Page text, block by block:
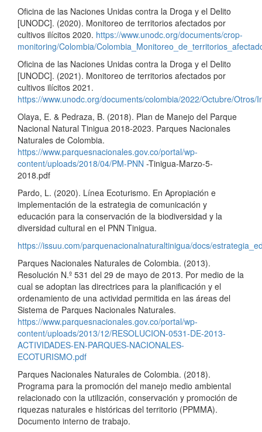
Oficina de las Naciones Unidas contra la Droga y el Delito
[UNODC]. (2020). Monitoreo de territorios afectados por
cultivos ilícitos 2020. https://www.unodc.org/documents/crop-
monitoring/Colombia/
Oficina de las Naciones Unidas contra la Droga y el Delito
[UNODC]. (2021). Monitoreo de territorios afectados por
cultivos ilícitos 2021.
https://www.unodc.org/documents/colombia/2022/Octubre/
Olaya, E. & Pedraza, B. (2018). Plan de Manejo del Parque
Nacional Natural Tinigua 2018-2023. Parques Nacionales
Naturales de Colombia.
https://www.parquesnacionales.gov.co/portal/wp-
content/uploads/2018/04/PM-PNN -Tinigua-Marzo-5-
2018.pdf
Pardo, L. (2020). Línea Ecoturismo. En Apropiación e
implementación de la estrategia de comunicación y
educación para la conservación de la biodiversidad y la
diversidad cultural en el PNN Tinigua.
https://issuu.com/parquenacionalnaturaltinigua/docs/
Parques Nacionales Naturales de Colombia. (2013).
Resolución N.º 531 del 29 de mayo de 2013. Por medio de la
cual se adoptan las directrices para la planificación y el
ordenamiento de una actividad permitida en las áreas del
Sistema de Parques Nacionales Naturales.
https://www.parquesnacionales.gov.co/portal/wp-
content/uploads/2013/12/RESOLUCION-0531-DE-2013-
ACTIVIDADES-EN-PARQUES-NACIONALES-
ECOTURISMO.pdf
Parques Nacionales Naturales de Colombia. (2018).
Programa para la promoción del manejo medio ambiental
relacionado con la utilización, conservación y promoción de
riquezas naturales e históricas del territorio (PPMMA).
Documento interno de trabajo.